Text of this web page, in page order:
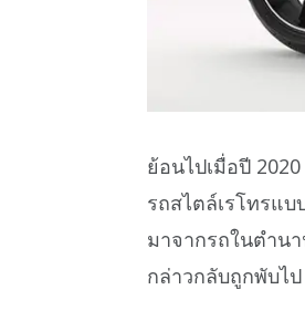
ย้อนไปเมื่อปี
รถสไตล์เรโทรแ
มาจากรถในตำน
กล่าวกลับถูกพับไป